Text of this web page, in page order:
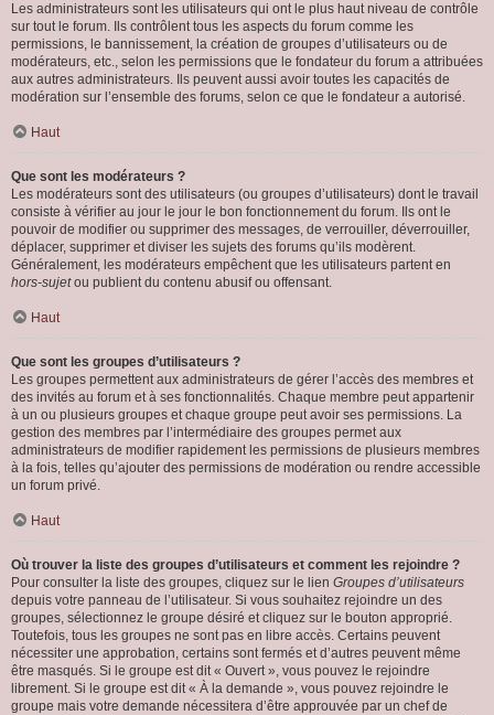
Les administrateurs sont les utilisateurs qui ont le plus haut niveau de contrôle
sur tout le forum. Ils contrôlent tous les aspects du forum comme les
permissions, le bannissement, la création de groupes d’utilisateurs ou de
modérateurs, etc., selon les permissions que le fondateur du forum a attribuées
aux autres administrateurs. Ils peuvent aussi avoir toutes les capacités de
modération sur l’ensemble des forums, selon ce que le fondateur a autorisé.
Haut
Que sont les modérateurs ?
Les modérateurs sont des utilisateurs (ou groupes d’utilisateurs) dont le travail
consiste à vérifier au jour le jour le bon fonctionnement du forum. Ils ont le
pouvoir de modifier ou supprimer des messages, de verrouiller, déverrouiller,
déplacer, supprimer et diviser les sujets des forums qu’ils modèrent.
Généralement, les modérateurs empêchent que les utilisateurs partent en
hors-sujetou publient du contenu abusif ou offensant.
Haut
Que sont les groupes d’utilisateurs ?
Les groupes permettent aux administrateurs de gérer l’accès des membres et
des invités au forum et à ses fonctionnalités. Chaque membre peut appartenir
à un ou plusieurs groupes et chaque groupe peut avoir ses permissions. La
gestion des membres par l’intermédiaire des groupes permet aux
administrateurs de modifier rapidement les permissions de plusieurs membres
à la fois, telles qu’ajouter des permissions de modération ou rendre accessible
un forum privé.
Haut
Où trouver la liste des groupes d’utilisateurs et comment les rejoindre ?
Pour consulter la liste des groupes, cliquez sur le lien Groupes d’utilisateurs
depuis votre panneau de l’utilisateur. Si vous souhaitez rejoindre un des
groupes, sélectionnez le groupe désiré et cliquez sur le bouton approprié.
Toutefois, tous les groupes ne sont pas en libre accès. Certains peuvent
nécessiter une approbation, certains sont fermés et d’autres peuvent même
être masqués. Si le groupe est dit « Ouvert », vous pouvez le rejoindre
librement. Si le groupe est dit « À la demande », vous pouvez rejoindre le
groupe mais votre demande nécessitera d’être approuvée par un chef de